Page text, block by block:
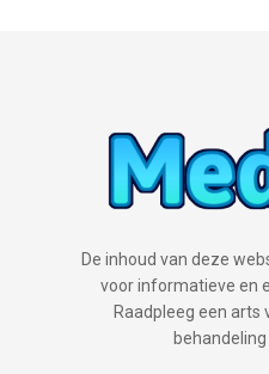
De inhoud van deze
voor informatieve en
Raadpleeg een arts
behandeling